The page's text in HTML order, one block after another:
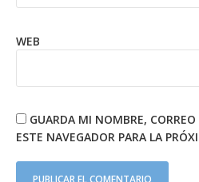
WEB
GUARDA MI NOMBRE,
ESTE NAVEGADOR PARA LA